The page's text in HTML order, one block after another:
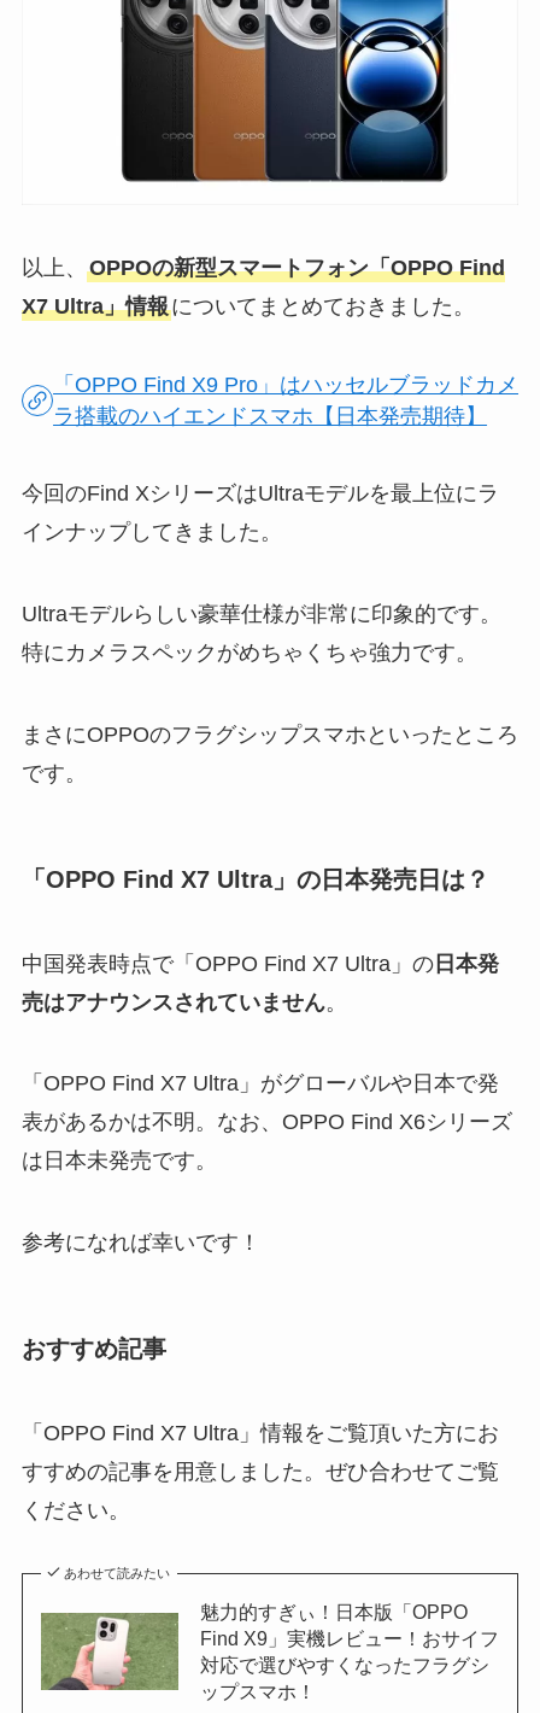
以上、 OPPOの新型スマートフォン「OPPO Find
X7 Ultra」情報についてまとめておきました。
「OPPO Find X9 Pro」はハッセルブラッドカメ
ラ搭載のハイエンドスマホ【日本発売期待】
今回のFind XシリーズはUltraモデルを最上位にラ
インナップしてきました。
Ultraモデルらしい豪華仕様が非常に印象的です。
特にカメラスペックがめちゃくちゃ強力です。
まさにOPPOのフラグシップスマホといったところ
です。
「OPPO Find X7 Ultra」の日本発売日は？
中国発表時点で「OPPO Find X7 Ultra」の日本発
売はアナウンスされていません。
「OPPO Find X7 Ultra」がグローバルや日本で発
表があるかは不明。なお、OPPO Find X6シリーズ
は日本未発売です。
参考になれば幸いです！
おすすめ記事
「OPPO Find X7 Ultra」情報をご覧頂いた方にお
すすめの記事を用意しました。ぜひ合わせてご覧
ください。
あわせて読みたい
魅力的すぎぃ！日本版「OPPO
Find X9」実機レビュー！おサイフ
対応で選びやすくなったフラグシ
ップスマホ！